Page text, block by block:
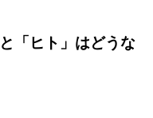
「ヒト」はどうな